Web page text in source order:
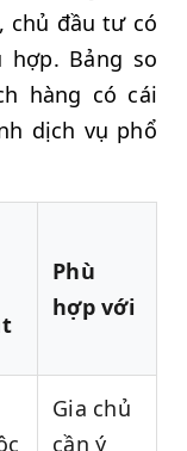
chủ đầu tư có
Bảng so
hàng có cái
dịch vụ phổ
Phù
hợp với
Gia chủ
cần ý